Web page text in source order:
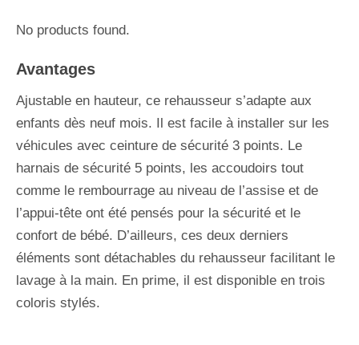
No products found.
Avantages
Ajustable en hauteur, ce rehausseur s’adapte aux
enfants dès neuf mois. Il est facile à installer sur les
véhicules avec ceinture de sécurité 3 points. Le
harnais de sécurité 5 points, les accoudoirs tout
comme le rembourrage au niveau de l’assise et de
l’appui-tête ont été pensés pour la sécurité et le
confort de bébé. D’ailleurs, ces deux derniers
éléments sont détachables du rehausseur facilitant le
lavage à la main. En prime, il est disponible en trois
coloris stylés.